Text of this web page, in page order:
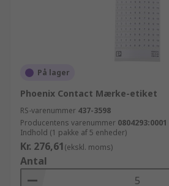
På lager
Phoenix Contact Mærke-etiket
RS-varenummer 437-3598
Producentens varenummer 0804293:0001
Indhold (1 pakke af 5 enheder)
Kr. 276,61(ekskl. moms)
Antal